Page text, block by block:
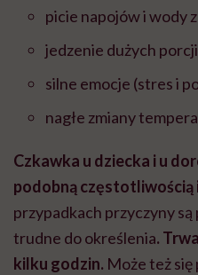
picie napojów i wody
jedzenie dużych
silne emocje (stres i
nagłe zmiany
Czkawka u dziecka i u
podobną częstotliwością
przypadkach przyczyny
trudne do określenia.
kilku godzin. Może też